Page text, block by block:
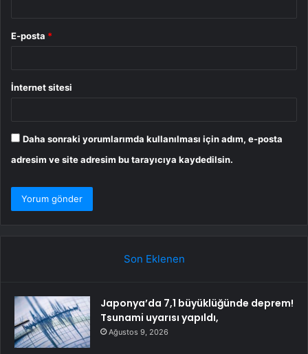
E-posta *
İnternet sitesi
Daha sonraki yorumlarımda kullanılması için adım, e-posta
adresim ve site adresim bu tarayıcıya kaydedilsin.
Son Eklenen
Japonya’da 7,1 büyüklüğünde deprem!
Tsunami uyarısı yapıldı,
Ağustos 9, 2026